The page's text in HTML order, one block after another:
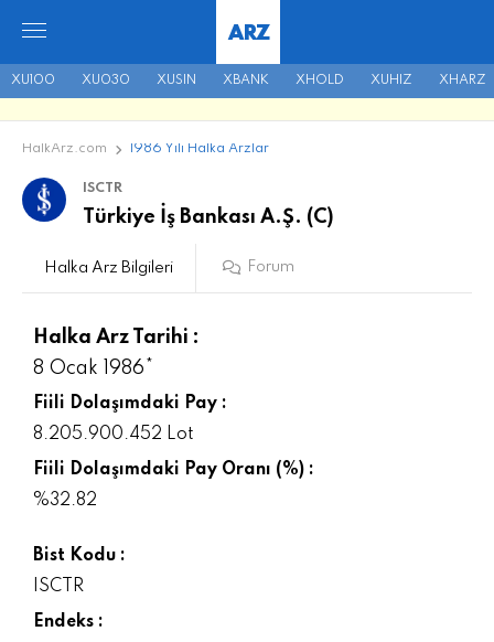
XU100 XU030 XUSIN XBANK XHOLD XUHIZ XHARZ
ARZ
HalkArz.com 1986 Yılı Halka Arzlar
ISCTR
Türkiye İş Bankası A.Ş. (C)
Halka Arz Bilgileri Forum
Halka Arz Tarihi :
8 Ocak 1986*
Fiili Dolaşımdaki Pay :
8.205.900.452 Lot
Fiili Dolaşımdaki Pay Oranı (%) :
%32.82
Bist Kodu :
ISCTR
Endeks :